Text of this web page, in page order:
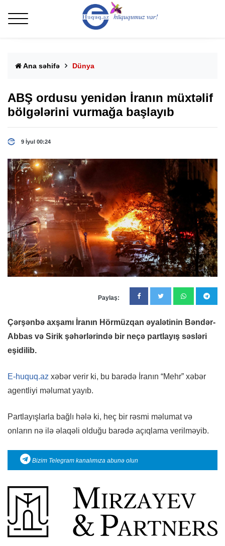
Ana səhifə Dünya
ABŞ ordusu yenidən İranın müxtəlif
bölgələrini vurmağa başlayıb
9 İyul 00:24
Paylaş:
Çərşənbə axşamı İranın Hörmüzqan əyalətinin Bəndər-
Abbas və Sirik şəhərlərində bir neçə partlayış səsləri
eşidilib.
E-huquq.az xəbər verir ki, bu barədə İranın “Mehr” xəbər
agentliyi məlumat yayıb.
Partlayışlarla bağlı hələ ki, heç bir rəsmi məlumat və
onların nə ilə əlaqəli olduğu barədə açıqlama verilməyib.
Bizim Telegram kanalımıza abunə olun